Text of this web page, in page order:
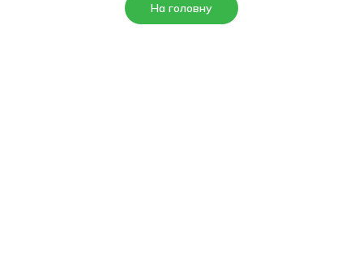
На головну